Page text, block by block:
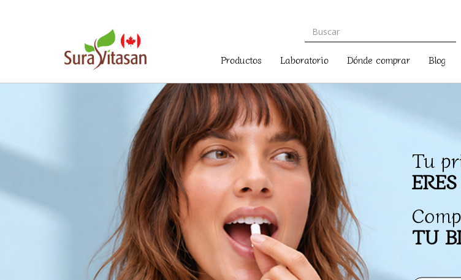
Productos Laboratorio Dónde comprar Blog
Tu
TU